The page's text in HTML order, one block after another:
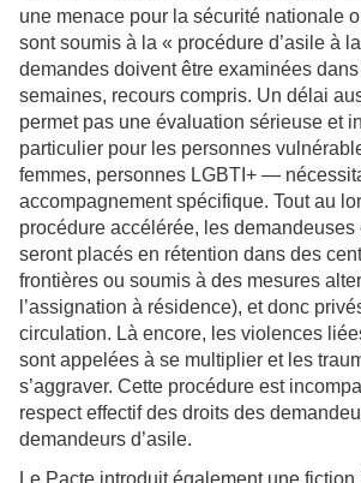
une menace pour la sécurité nationale
sont soumis à la « procédure d’asile à
demandes doivent être examinées
semaines, recours compris. Un délai
permet pas une évaluation sérieuse et
particulier pour les personnes
femmes, personnes LGBTI+ —
accompagnement spécifique. Tout au
procédure accélérée, les demandeuses
seront placés en rétention dans des
frontières ou soumis à des mesures
l’assignation à résidence), et donc
circulation. Là encore, les violences
sont appelées à se multiplier et les
s’aggraver. Cette procédure est
respect effectif des droits des
demandeurs d’asile.